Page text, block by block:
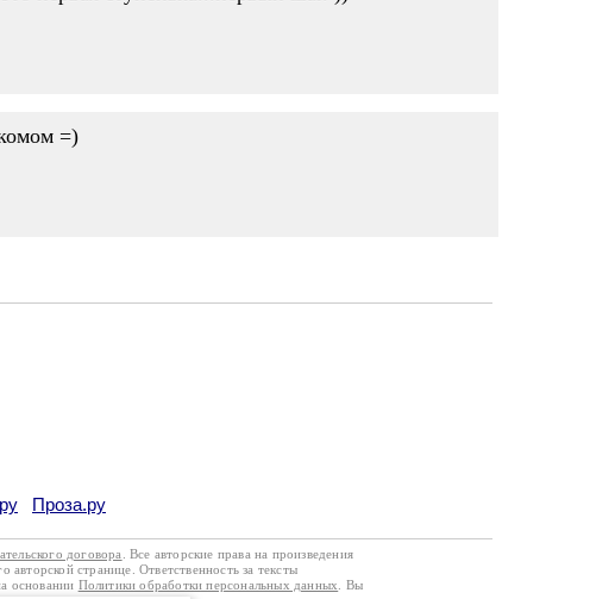
=)
Проза.ру
договора
. Все авторские права на произведения
авторской странице. Ответственность за тексты
основании Политики обработки персональных данных
. Вы